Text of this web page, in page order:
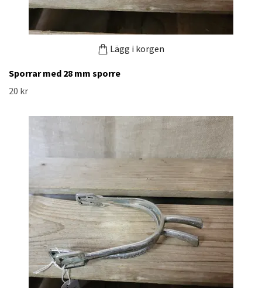
Lägg i korgen
Sporrar med 28 mm sporre
20 kr